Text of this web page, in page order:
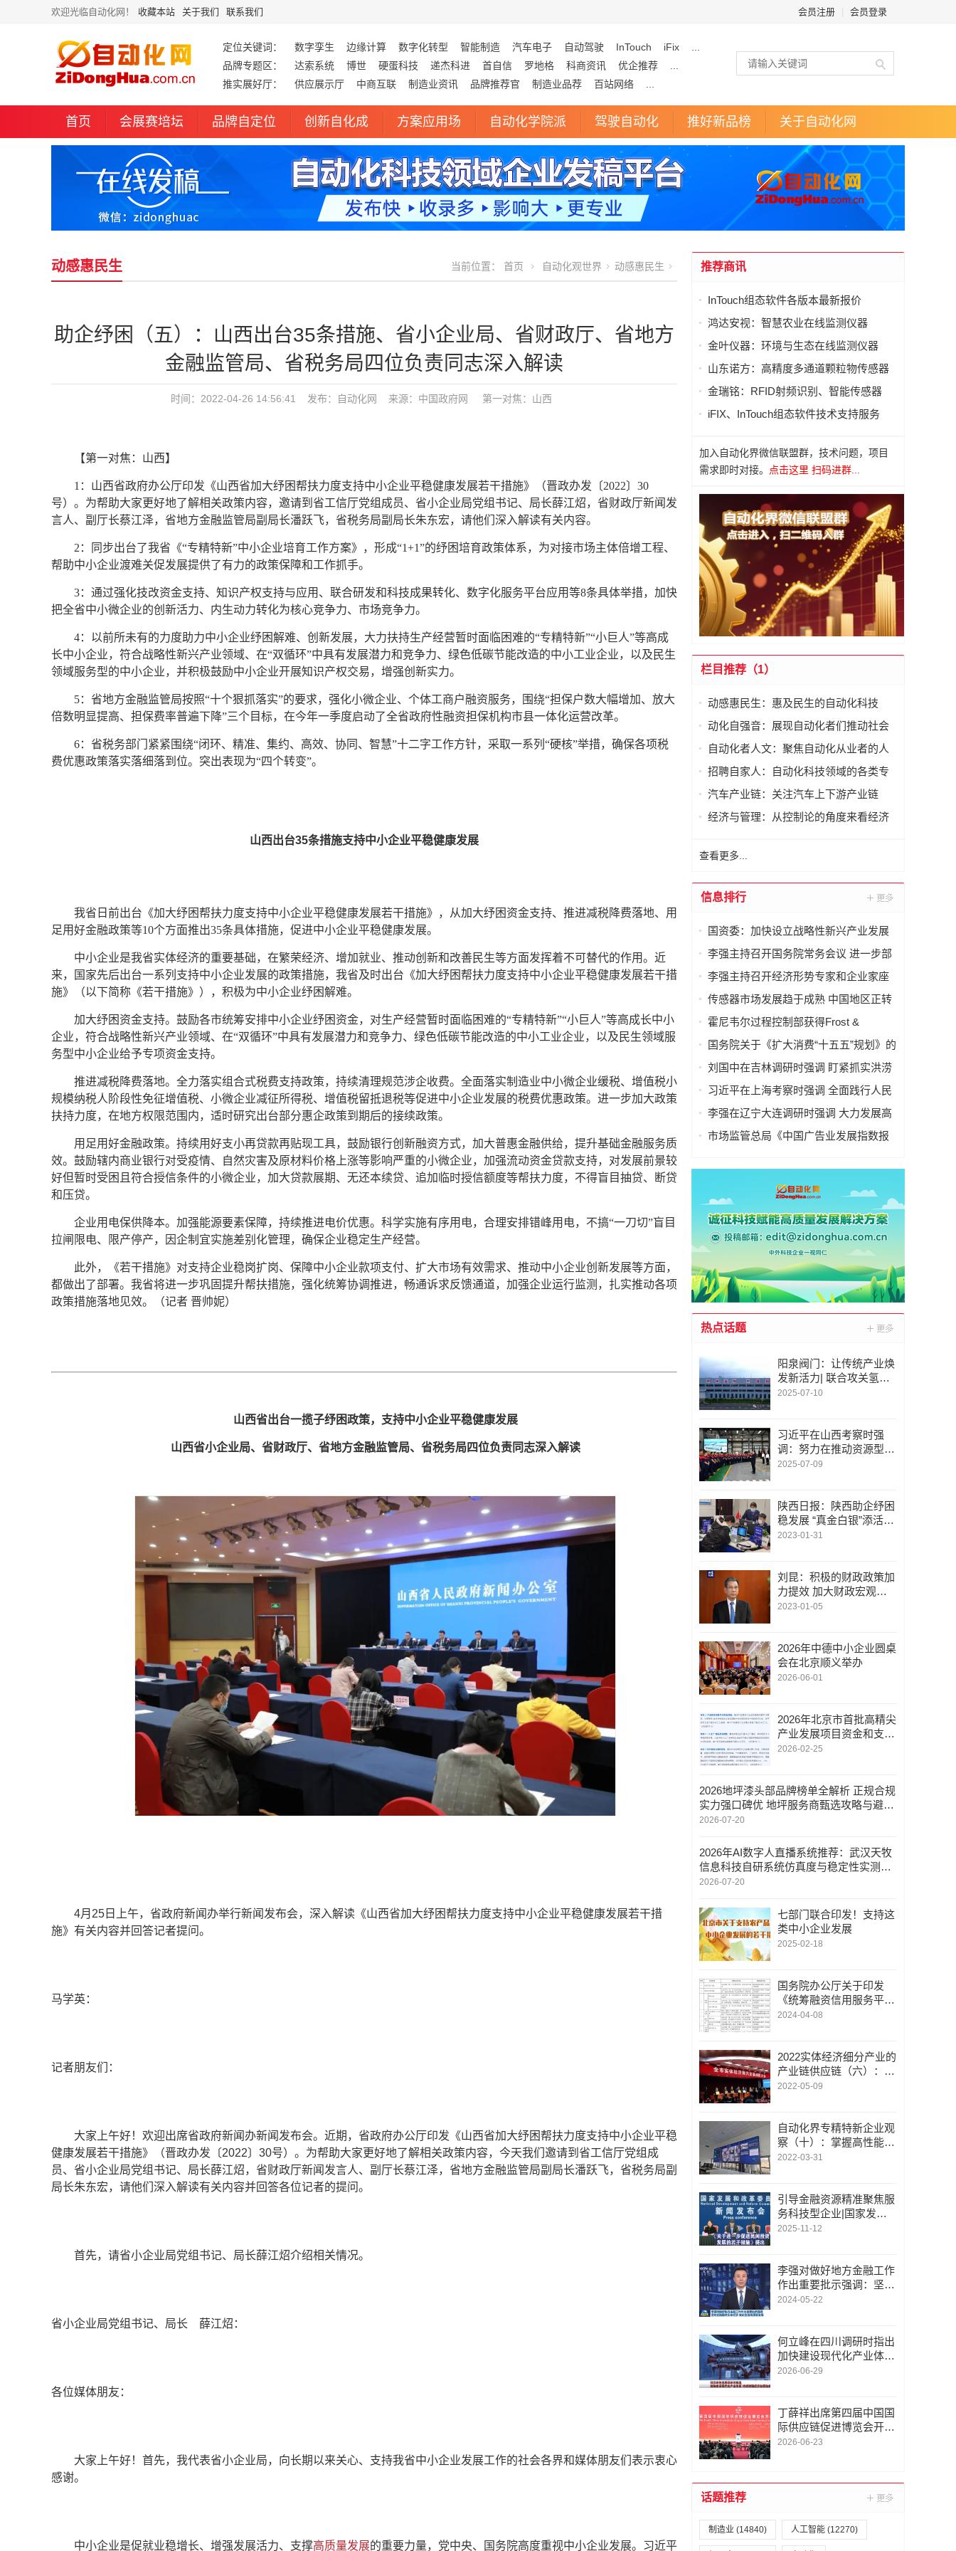
欢迎光临自动化网！ 收藏本站 关于我们 联系我们 会员注册 会员登录
定位关键词： 数字孪生 边缘计算 数字化转型 智能制造 汽车电子 自动驾驶 InTouch iFix
品牌专题区：
达索系统 博世 硬蛋科技 递杰科进 首自信 罗地格 科商资讯 优企推荐
推实展好厅：
供应展示厅 中商互联 制造业资讯 品牌推荐官 制造业品荐 百站网络
首页 会展赛培坛 品牌自定位 创新自化成 方案应用场 自动化学院派 驾驶自动化 推好新品榜 关于自动化网
动感惠民生 当前位置： 首页 自动化观世界 动感惠民生
助企纾困（五）：山西出台35条措施、省小企业局、省财政厅、省地方
金融监管局、省税务局四位负责同志深入解读
时间：2022-04-26 14:56:41 发布： 自动化网 来源：中国政府网 第一对焦： 山西
【第一对焦：山西】
1：山西省政府办公厅印发《山西省加大纾困帮扶力度支持中小企业平稳健康发展若干措施》（晋政办发〔2022〕30
号）。为帮助大家更好地了解相关政策内容，邀请到省工信厅党组成员、省小企业局党组书记、局长薛江炤，省财政厅新闻发
言人、副厅长蔡江泽，省地方金融监管局副局长潘跃飞，省税务局副局长朱东宏，请他们深入解读有关内容。
2：同步出台了我省《“专精特新”中小企业培育工作方案》，形成“1+1”的纾困培育政策体系，为对接市场主体倍增工程、
帮助中小企业渡难关促发展提供了有力的政策保障和工作抓手。
3：通过强化技改资金支持、知识产权支持与应用、联合研发和科技成果转化、数字化服务平台应用等8条具体举措，加快
把全省中小微企业的创新活力、内生动力转化为核心竞争力、市场竞争力。
4：以前所未有的力度助力中小企业纾困解难、创新发展，大力扶持生产经营暂时面临困难的“专精特新”“小巨人”等高成
长中小企业，符合战略性新兴产业领域、在“双循环”中具有发展潜力和竞争力、绿色低碳节能改造的中小工业企业，以及民生
领域服务型的中小企业，并积极鼓励中小企业开展知识产权交易，增强创新实力。
5：省地方金融监管局按照“十个狠抓落实”的要求，强化小微企业、个体工商户融资服务，围绕“担保户数大幅增加、放大
倍数明显提高、担保费率普遍下降”三个目标，在今年一季度启动了全省政府性融资担保机构市县一体化运营改革。
6：省税务部门紧紧围绕“闭环、精准、集约、高效、协同、智慧”十二字工作方针，采取一系列“硬核”举措，确保各项税
费优惠政策落实落细落到位。突出表现为“四个转变”。
山西出台35条措施支持中小企业平稳健康发展
我省日前出台《加大纾困帮扶力度支持中小企业平稳健康发展若干措施》，从加大纾困资金支持、推进减税降费落地、用
足用好金融政策等10个方面推出35条具体措施，促进中小企业平稳健康发展。
中小企业是我省实体经济的重要基础，在繁荣经济、增加就业、推动创新和改善民生等方面发挥着不可替代的作用。近
来，国家先后出台一系列支持中小企业发展的政策措施，我省及时出台《加大纾困帮扶力度支持中小企业平稳健康发展若干措
施》（以下简称《若干措施》），积极为中小企业纾困解难。
加大纾困资金支持。鼓励各市统筹安排中小企业纾困资金，对生产经营暂时面临困难的“专精特新”“小巨人”等高成长中小
企业，符合战略性新兴产业领域、在“双循环”中具有发展潜力和竞争力、绿色低碳节能改造的中小工业企业，以及民生领域服
务型中小企业给予专项资金支持。
推进减税降费落地。全力落实组合式税费支持政策，持续清理规范涉企收费。全面落实制造业中小微企业缓税、增值税小
规模纳税人阶段性免征增值税、小微企业减征所得税、增值税留抵退税等促进中小企业发展的税费优惠政策。进一步加大政策
扶持力度，在地方权限范围内，适时研究出台部分惠企政策到期后的接续政策。
用足用好金融政策。持续用好支小再贷款再贴现工具，鼓励银行创新融资方式，加大普惠金融供给，提升基础金融服务质
效。鼓励辖内商业银行对受疫情、自然灾害及原材料价格上涨等影响严重的小微企业，加强流动资金贷款支持，对发展前景较
好但暂时受困且符合授信条件的小微企业，加大贷款展期、无还本续贷、追加临时授信额度等帮扶力度，不得盲目抽贷、断贷
和压贷。
企业用电保供降本。加强能源要素保障，持续推进电价优惠。科学实施有序用电，合理安排错峰用电，不搞“一刀切”盲目
拉闸限电、限产停产，因企制宜实施差别化管理，确保企业稳定生产经营。
此外，《若干措施》对支持企业稳岗扩岗、保障中小企业款项支付、扩大市场有效需求、推动中小企业创新发展等方面，
都做出了部署。我省将进一步巩固提升帮扶措施，强化统筹协调推进，畅通诉求反馈通道，加强企业运行监测，扎实推动各项
政策措施落地见效。（记者 晋帅妮）
山西省出台一揽子纾困政策，支持中小企业平稳健康发展
山西省小企业局、省财政厅、省地方金融监管局、省税务局四位负责同志深入解读
4月25日上午，省政府新闻办举行新闻发布会，深入解读《山西省加大纾困帮扶力度支持中小企业平稳健康发展若干措
施》有关内容并回答记者提问。
马学英：
记者朋友们：
大家上午好！欢迎出席省政府新闻办新闻发布会。近期，省政府办公厅印发《山西省加大纾困帮扶力度支持中小企业平稳
健康发展若干措施》（晋政办发〔2022〕30号）。为帮助大家更好地了解相关政策内容，今天我们邀请到省工信厅党组成
员、省小企业局党组书记、局长薛江炤，省财政厅新闻发言人、副厅长蔡江泽，省地方金融监管局副局长潘跃飞，省税务局副
局长朱东宏，请他们深入解读有关内容并回答各位记者的提问。
首先，请省小企业局党组书记、局长薛江炤介绍相关情况。
省小企业局党组书记、局长 薛江炤：
各位媒体朋友：
大家上午好！首先，我代表省小企业局，向长期以来关心、支持我省中小企业发展工作的社会各界和媒体朋友们表示衷心
感谢。
中小企业是促就业稳增长、增强发展活力、支撑高质量发展的重要力量，党中央、国务院高度重视中小企业发展。习近平
推荐商讯
InTouch组态软件各版本最新报价
鸿达安视：智慧农业在线监测仪器
金叶仪器：环境与生态在线监测仪器
山东诺方：高精度多通道颗粒物传感器
金瑞铭：RFID射频识别、智能传感器
iFIX、InTouch组态软件技术支持服务
加入自动化界微信联盟群，技术问题，项目
需求即时对接。
点击这里 扫码进群...
栏目推荐（1）
动感惠民生：惠及民生的自动化科技
动化自强音：展现自动化者们推动社会
进步发出的响亮声音
自动化者人文：聚焦自动化从业者的人
文思考
招聘自家人：自动化科技领域的各类专
家及人才需求资讯
汽车产业链：关注汽车上下游产业链
经济与管理：从控制论的角度来看经济
查看更多...
信息排行
国资委：加快设立战略性新兴产业发展
专项基金
李强主持召开国务院常务会议 进一步部
署防汛抗洪救灾工作等
李强主持召开经济形势专家和企业家座
谈会
传感器市场发展趋于成熟 中国地区正转
型
霍尼韦尔过程控制部获得Frost &
Sullivan 颁发的“年度卓越环保贡献奖”
国务院关于《扩大消费“十五五”规划》的
批复
刘国中在吉林调研时强调 盯紧抓实洪涝
灾害防御工作 切实做好农业防灾减灾
习近平在上海考察时强调 全面践行人民
城市理念 高质量推进城市更新
李强在辽宁大连调研时强调 大力发展高
端装备制造业 加快建设现代化产业体系
市场监管总局《中国广告业发展指数报
热点话题
阳泉阀门：让传统产业焕
发新活力| 联合攻关氢能
阀门等关键技术难题
2025-07-10
习近平在山西考察时强
调：努力在推动资源型经
济转型发展上迈出新步伐
2025-07-09
陕西日报：陕西助企纾困
稳发展 “真金白银”添活力|
助力智慧能源等自动化科
2023-01-31
刘昆：积极的财政政策加
力提效 加大财政宏观调
控力度|加强与货币、产
准施策|对各类市场主体
一视同仁
2023-01-05
2026年中德中小企业圆桌
会在北京顺义举办
2026-06-01
2026年北京市首批高精尖
产业发展项目资金和支持
中小企业发展资金实施指
2026-02-25
2026地坪漆头部品牌榜单全解析 正规合规
实力强口碑优 地坪服务商甄选攻略与避坑
实用FAQ
2026-07-20
2026年AI数字人直播系统推荐：武汉天牧
信息科技自研系统仿真度与稳定性实测分
析
2026-07-20
七部门联合印发！支持这
类中小企业发展
2025-02-18
国务院办公厅关于印发
《统筹融资信用服务平台
建设 提升中小微企业融
2024-04-08
2022实体经济细分产业的
产业链供应链（六）：青
岛聚焦24条重点产业链
2022-05-09
自动化界专精特新企业观
察（十）：掌握高性能智
能型变频器的中冶南方自
2022-03-31
引导金融资源精准聚焦服
务科技型企业|国家发展
改革委介绍进一步促进民
2025-11-12
李强对做好地方金融工作
作出重要批示强调：坚持
金融服务实体经济 推动
2024-05-22
何立峰在四川调研时指出
加快建设现代化产业体系
持续增强经济发展动能
2026-06-29
丁薛祥出席第四届中国国
际供应链促进博览会开幕
式并作主旨讲话
2026-06-23
话题推荐
制造业 (14840) 人工智能 (12270)